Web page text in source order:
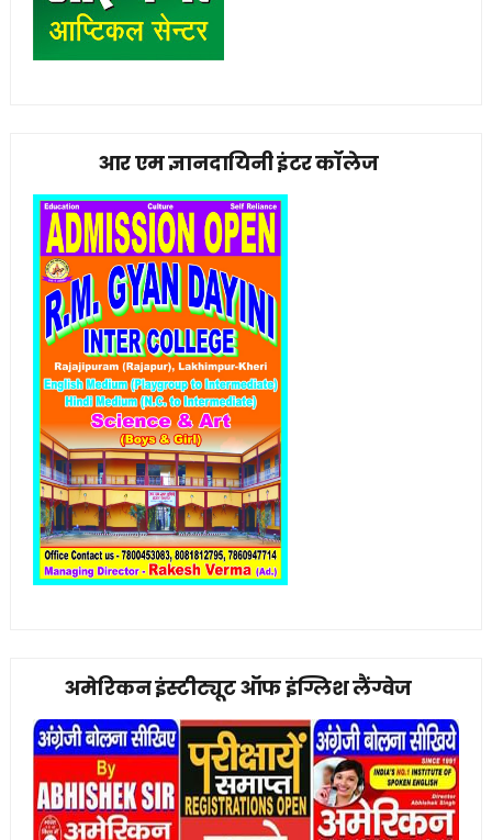
आर एम ज्ञानदायिनी इंटर कॉलेज
अमेरिकन इंस्टीट्यूट ऑफ इंग्लिश लैंग्वेज